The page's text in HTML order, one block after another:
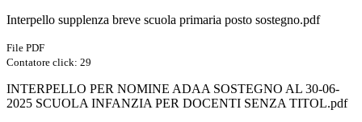
Interpello supplenza breve scuola primaria posto sostegno.pdf
File PDF
Contatore click: 29
INTERPELLO PER NOMINE ADAA SOSTEGNO AL 30-06-
2025 SCUOLA INFANZIA PER DOCENTI SENZA TITOL.pdf